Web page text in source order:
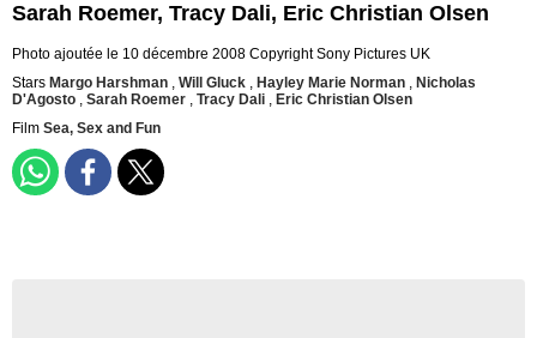
Sarah Roemer, Tracy Dali, Eric Christian Olsen
Photo ajoutée le 10 décembre 2008 Copyright Sony Pictures UK
Stars Margo Harshman , Will Gluck , Hayley Marie Norman , Nicholas
D'Agosto , Sarah Roemer , Tracy Dali , Eric Christian Olsen
Film Sea, Sex and Fun